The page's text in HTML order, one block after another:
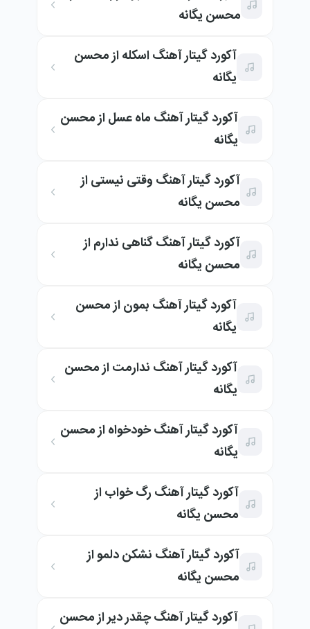
محسن یگانه
آکورد گیتار آهنگ اسکله از محسن
یگانه
آکورد گیتار آهنگ ماه عسل از محسن
یگانه
آکورد گیتار آهنگ وقتی نیستی از
محسن یگانه
آکورد گیتار آهنگ گناهی ندارم از
محسن یگانه
آکورد گیتار آهنگ بمون از محسن
یگانه
آکورد گیتار آهنگ ندارمت از محسن
یگانه
آکورد گیتار آهنگ خودخواه از محسن
یگانه
آکورد گیتار آهنگ رگ خواب از
محسن یگانه
آکورد گیتار آهنگ نشکن دلمو از
محسن یگانه
آکورد گیتار آهنگ چقدر دیر از محسن